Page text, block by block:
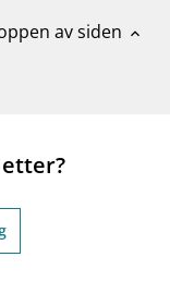
av siden expand_less